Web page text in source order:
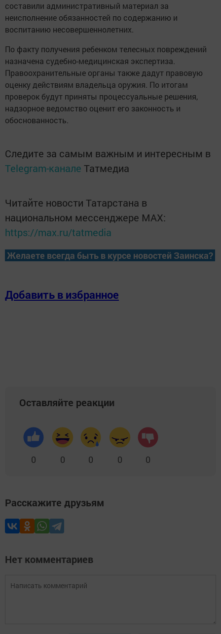
составили административный материал за
неисполнение обязанностей по содержанию и
воспитанию несовершеннолетних.
По факту получения ребенком телесных повреждений
назначена судебно-медицинская экспертиза.
Правоохранительные органы также дадут правовую
оценку действиям владельца оружия. По итогам
проверок будут приняты процессуальные решения,
надзорное ведомство оценит его законность и
обоснованность.
Следите за самым важным и интересным в
Telegram-канале Татмедиа
Читайте новости Татарстана в
национальном мессенджере MАХ:
https://max.ru/tatmedia
Желаете всегда быть в курсе новостей Заинска?
Добавить в избранное
Оставляйте реакции
0 0 0 0 0
Расскажите друзьям
Нет комментариев